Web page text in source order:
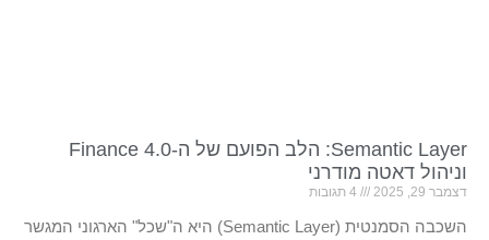
Semantic Layer: הלב הפועם של ה-Finance 4.0
וניהול דאטה מודרני
דצמבר 29, 2025
השכבה הסמנטית (Semantic Layer) היא ה"שכל" הארגוני המגשר